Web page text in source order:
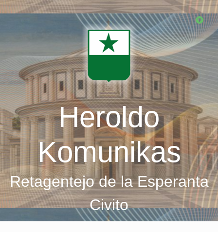
Skip
Heroldo
Komunikas
Retagentejo de la Esperanta
Civito